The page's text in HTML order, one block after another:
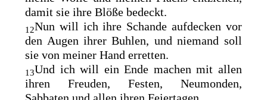
damit sie ihre Blöße bedeckt.
12Nun will ich ihre Schandeaufdecken vor
den Augen ihrer Buhlen, und niemand soll
sie von meiner Hand erretten.
13Und ich will ein Ende machen mit allen
ihren Freuden, Festen, Neumonden,